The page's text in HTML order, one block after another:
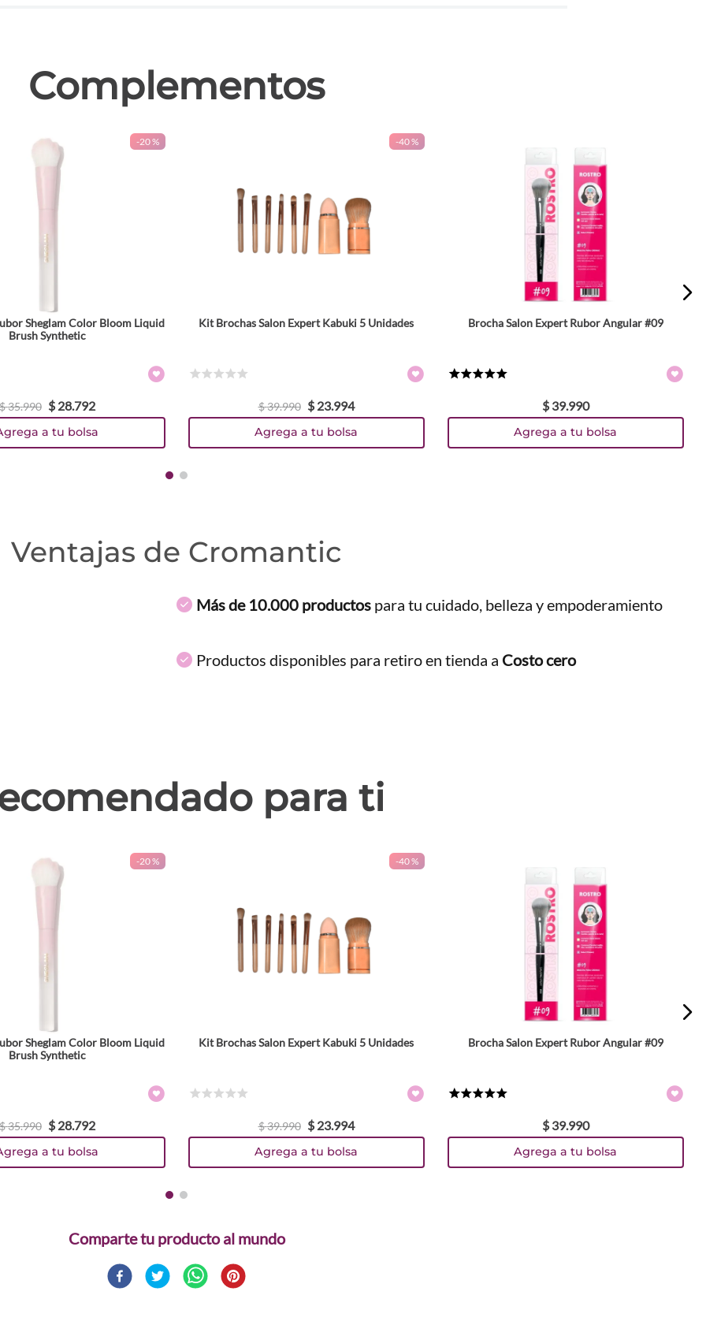
Complementos
-20 %
Sheglam Color Bloom Liquid
Brush Synthetic
35.990 $ 28.792
a tu bolsa
-40 %
Kit Brochas Salon Expert Kabuki 5 Unidades
$39.990 $ 23.994
Agrega a tu bolsa
Brocha Salon Expert Rubor Angular #09
$ 39.990
Agrega a tu bolsa
Ventajas de Cromantic
Más de 10.000 productos para tu cuidado, belleza y empoderamiento
Productos disponibles para retiro en tienda a Costo cero
para ti
-20 %
Sheglam Color Bloom Liquid
Brush Synthetic
35.990 $ 28.792
a tu bolsa
-40 %
Kit Brochas Salon Expert Kabuki 5 Unidades
$39.990 $ 23.994
Agrega a tu bolsa
Brocha Salon Expert Rubor Angular #09
$ 39.990
Agrega a tu bolsa
Comparte